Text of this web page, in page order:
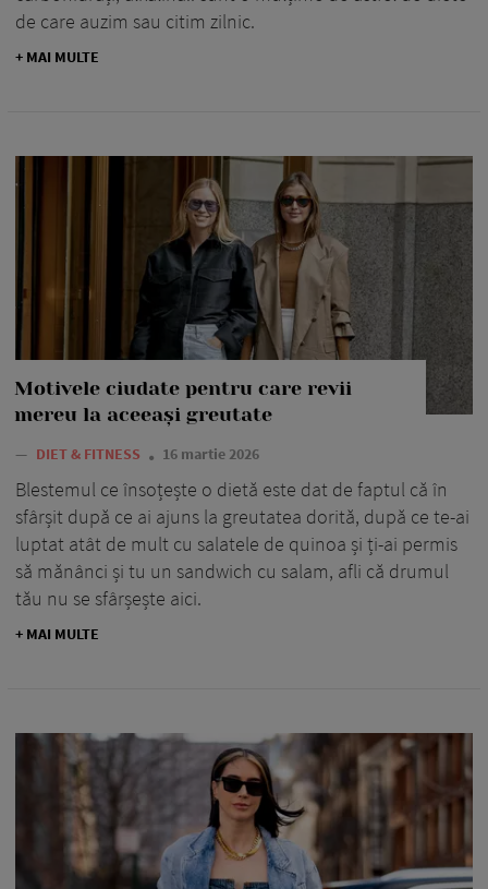
de care auzim sau citim zilnic.
+ MAI MULTE
Motivele ciudate pentru care revii
mereu la aceeași greutate
— DIET & FITNESS 16 martie 2026
Blestemul ce însoțește o dietă este dat de faptul că în
sfârșit după ce ai ajuns la greutatea dorită, după ce te-ai
luptat atât de mult cu salatele de quinoa și ți-ai permis
să mănânci și tu un sandwich cu salam, afli că drumul
tău nu se sfârșește aici.
+ MAI MULTE